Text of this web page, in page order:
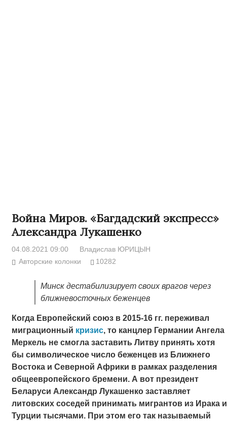
Война Миров. «Багдадский экспресс»
Александра Лукашенко
04.08.2021 09:00
Владислав ЮРИЦЫН
Авторские колонки
10282
Минск дестабилизирует своих врагов через
ближневосточных беженцев
Когда Европейский союз в 2015-16 гг. переживал
миграционный кризис, то канцлер Германии Ангела
Меркель не смогла заставить Литву принять хотя
бы символическое число беженцев из Ближнего
Востока и Северной Африки в рамках разделения
общеевропейского бремени. А вот президент
Беларуси Александр Лукашенко заставляет
литовских соседей принимать мигрантов из Ирака и
Турции тысячами. При этом его так называемый